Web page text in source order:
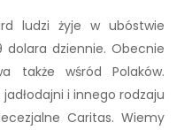
ludzi żyje w ubóstwie
dolara dziennie. Obecnie
także wśród Polaków.
i innego rodzaju
Caritas. Wiemy